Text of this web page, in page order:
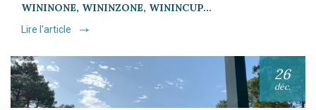
WININONE, WININZONE, WININCUP…
Lire l'article
26
déc.